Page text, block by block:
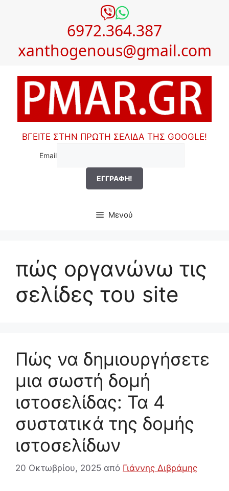
6972.364.387
xanthogenous@gmail.com
ΒΓΕΙΤΕ ΣΤΗΝ ΠΡΩΤΗ ΣΕΛΙΔΑ ΤΗΣ GOOGLE!
Email
Μενού
πώς οργανώνω τις
σελίδες του site
Πώς να δημιουργήσετε
μια σωστή δομή
ιστοσελίδας: Τα 4
συστατικά της δομής
ιστοσελίδων
20 Οκτωβρίου, 2025 από Γιάννης Διβράμης